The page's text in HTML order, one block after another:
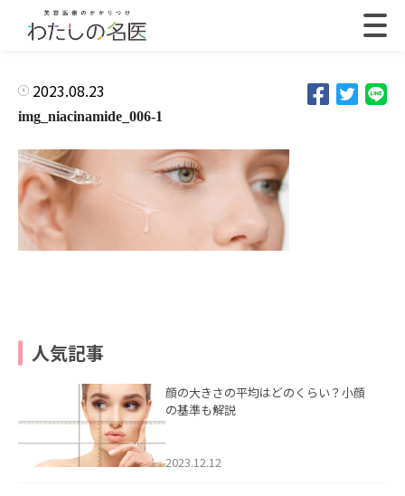
2023.08.23
img_niacinamide_006-1
人気記事
顔の大きさの平均はどのくらい？小顔
の基準も解説
2023.12.12